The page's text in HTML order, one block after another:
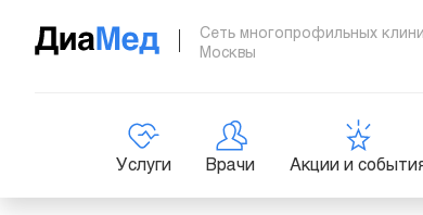
Сеть многопрофильных
Москвы
Услуги Врачи Акции и